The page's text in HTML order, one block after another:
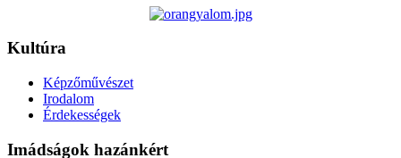
Kultúra
Képzőművészet
Irodalom
Érdekességek
Imádságok hazánkért